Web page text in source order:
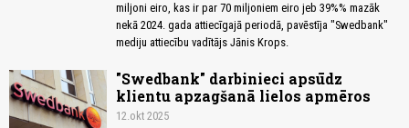
miljoni eiro, kas ir par 70 miljoniem eiro jeb 39%% mazāk
nekā 2024. gada attiecīgajā periodā, pavēstīja "Swedbank"
mediju attiecību vadītājs Jānis Krops.
"Swedbank" darbinieci apsūdz
klientu apzagšanā lielos apmēros
12.okt 2025